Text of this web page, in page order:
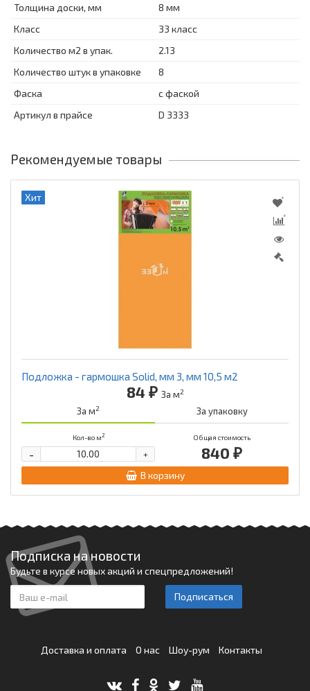
Толщина доски, мм
8 мм
Класс
33 класс
Количество м2 в упак.
2.13
Количество штук в упаковке
8
Фаска
с фаской
Артикул в прайсе
D 3333
Рекомендуемые товары
Хит
Подложка - гармошка Solid, мм 3, мм 10,5 м2
84 ₽ За м2
За м2 За упаковку
Кол-во м2 Общая стоимость
840 ₽
+
-
В корзину
Подписка на новости
Будьте в курсе новых акций и спецпредложений!
Подписаться
Доставка и оплата О нас Шоу-рум Контакты